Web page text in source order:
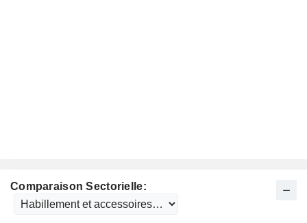
Comparaison Sectorielle: